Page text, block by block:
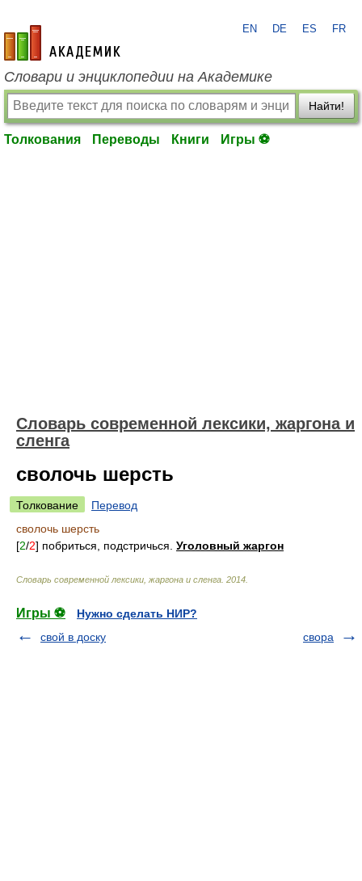
academic.ru
EN DE ES FR
Словари и энциклопедии на Академике
Найти!
Толкования Переводы Книги Игры ⚽
Cловарь современной лексики, жаргона и
сленга
сволочь шерсть
Толкование
Перевод
сволочь шерсть
[2/2] побриться, подстричься. Уголовный жаргон
Cловарь современной лексики, жаргона и сленга 2014
Игры ⚽
Нужно сделать НИР?
свой в доску
свора